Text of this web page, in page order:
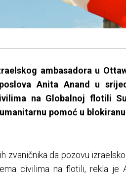
ambasadora u
Anita Anand u
na Globalnoj flotili
pomoć u
zvaničnika da pozovu
civilima na flotili, rekla je